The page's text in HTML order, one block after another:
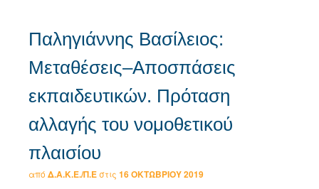
Παληγιάννης Βασίλειος:
Μεταθέσεις–Αποσπάσεις
εκπαιδευτικών. Πρόταση
αλλαγής του νομοθετικού
πλαισίου
από Δ.Α.Κ.Ε./Π.Εστις 16 ΟΚΤΩΒΡΊΟΥ 2019